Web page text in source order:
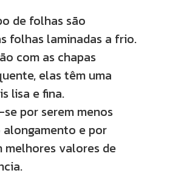
de folhas são
folhas laminadas a frio.
com as chapas
elas têm uma
lisa e fina.
por serem menos
alongamento e por
melhores valores de